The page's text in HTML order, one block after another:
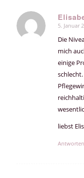
sagte:
5. Januar
Die
mich
einige
liebst
Antworten